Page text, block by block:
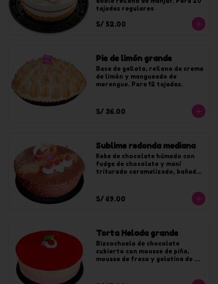
tajadas regulares
S/ 52.00
Pie de limón grande
Base de galleta, relleno de crema
de limón y mangueado de
merengue. Para 12 tajadas.
S/ 36.00
Sublime redonda mediana
Keke de chocolate húmedo con
fudge de chocolate y maní
triturado caramelizado, bañado
S/ 69.00
Torta Helada grande
Bizcochuelo de chocolate
cubierto con mousse de piña,
mousse de fresa y gelatina de